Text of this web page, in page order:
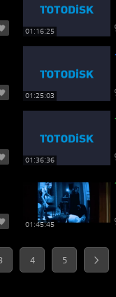
01:16:25
01:25:03
01:36:36
01:45:45
4 5 >